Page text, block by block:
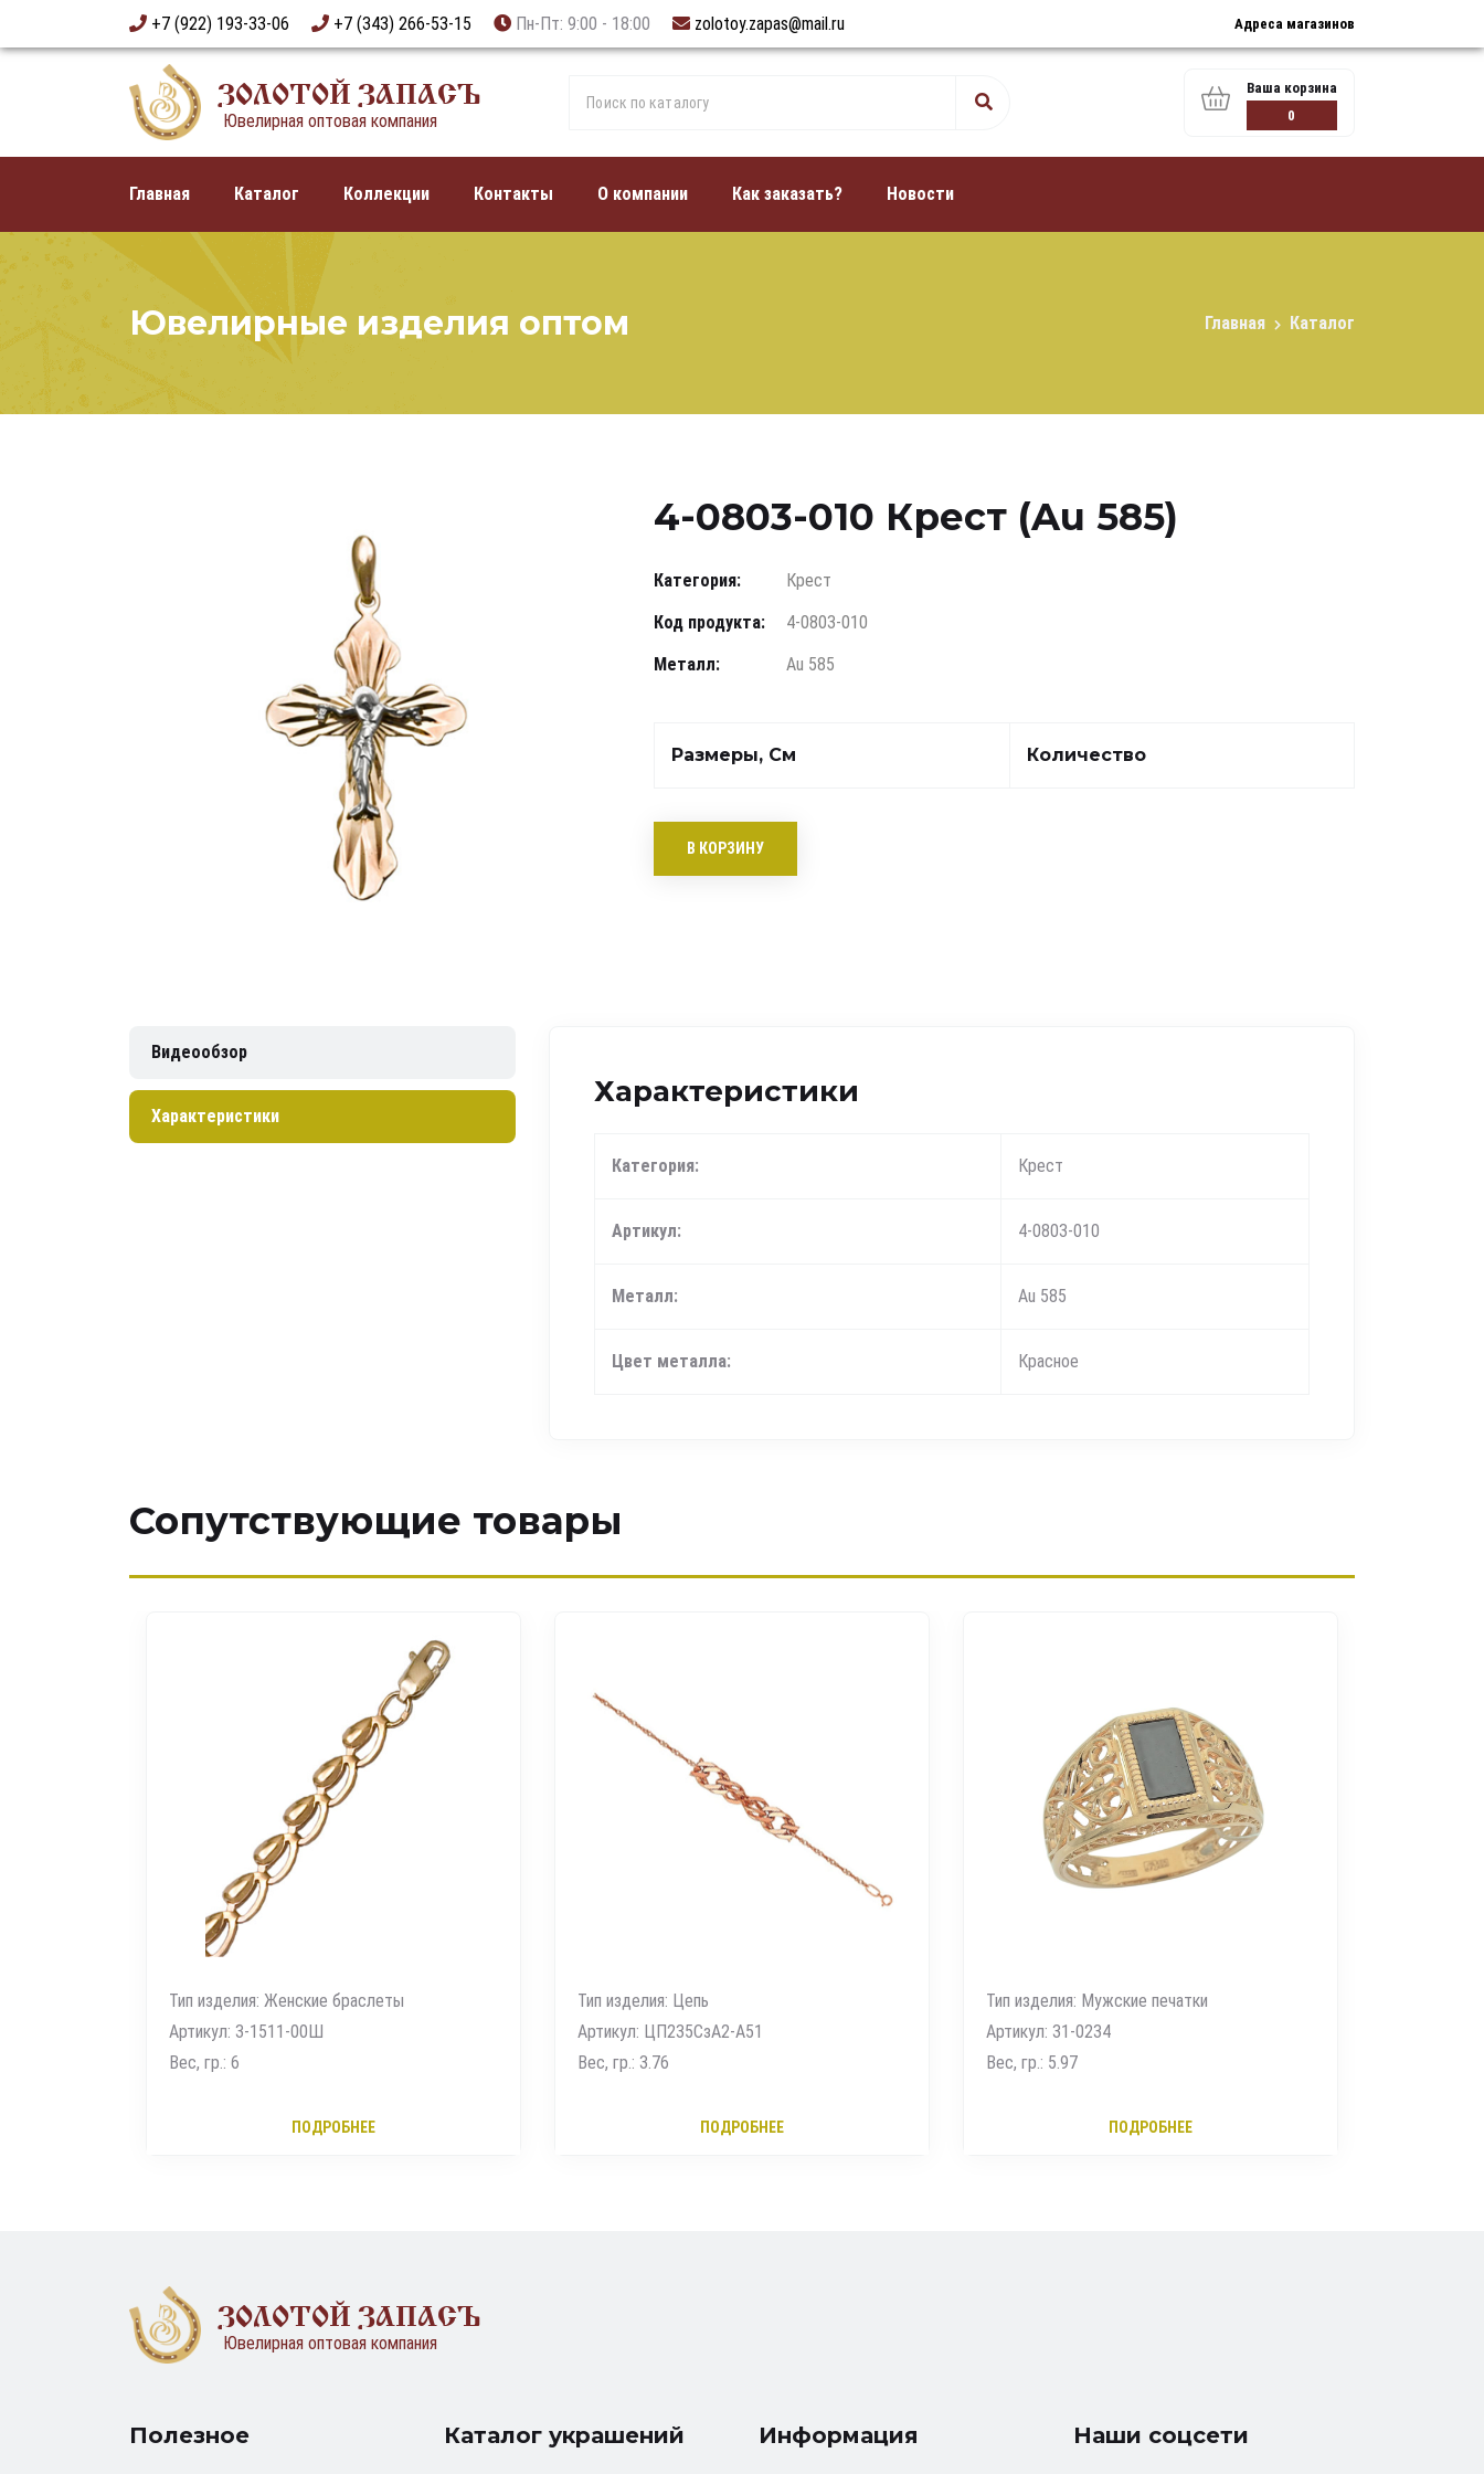
+7 (922) 193-33-06 +7 (343) 266-53-15 Пн-Пт: 9:00 - 18:00 zolotoy.zapas@mail.ru Адреса магазинов
ЗОЛОТОЙ ЗАПАСЪ
Ювелирная оптовая компания
Ваша корзина
0
Главная Каталог Коллекции Контакты О компании Как заказать? Новости
Ювелирные изделия оптом Главная Каталог
4-0803-010 Крест (Au 585)
Категория:
Крест
Код продукта:
4-0803-010
Металл:
Au 585
Размеры, См Количество
В КОРЗИНУ
Видеообзор
Характеристики
Характеристики
Категория: Крест
Артикул: 4-0803-010
Металл: Au 585
Цвет металла: Красное
Сопутствующие товары
Тип изделия: Женские браслеты
Артикул: 3-1511-00Ш
Вес, гр.: 6
ПОДРОБНЕЕ
Тип изделия: Цепь
Артикул: ЦП235СзА2-А51
Вес, гр.: 3.76
ПОДРОБНЕЕ
Тип изделия: Мужские печатки
Артикул: 31-0234
Вес, гр.: 5.97
ПОДРОБНЕЕ
ЗОЛОТОЙ ЗАПАСЪ
Ювелирная оптовая компания
Полезное Каталог украшений Информация Наши соцсети